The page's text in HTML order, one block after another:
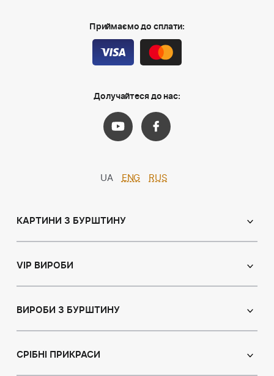
Приймаємо до сплати:
Долучайтеся до нас:
UA ENG RUS
КАРТИНИ З БУРШТИНУ
Іменні ікони
Натюрморт
VIP ВИРОБИ
Ікони з пластин
ВИРОБИ З БУРШТИНУ
Браслети
СРІБНІ ПРИКРАСИ